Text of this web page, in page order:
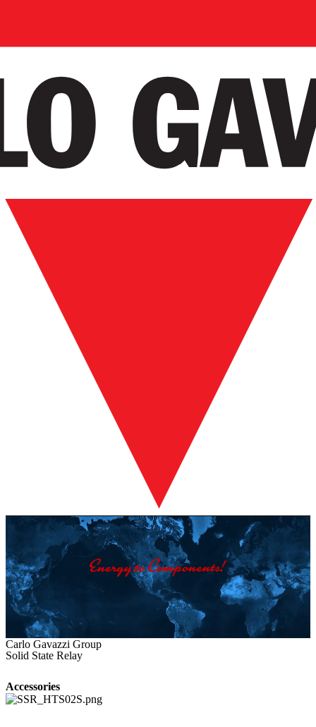
Carlo Gavazzi Group
Solid State Relay
Accessories